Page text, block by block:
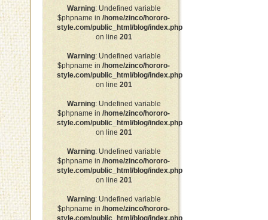
Warning: Undefined variable
$phpname in /home/zinco/hororo-
style.com/public_html/blog/index.php
on line 201
Warning: Undefined variable
$phpname in /home/zinco/hororo-
style.com/public_html/blog/index.php
on line 201
Warning: Undefined variable
$phpname in /home/zinco/hororo-
style.com/public_html/blog/index.php
on line 201
Warning: Undefined variable
$phpname in /home/zinco/hororo-
style.com/public_html/blog/index.php
on line 201
Warning: Undefined variable
$phpname in /home/zinco/hororo-
style.com/public_html/blog/index.php